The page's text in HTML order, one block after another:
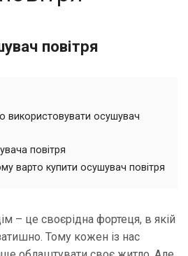
повітря
використовувати осушувач
повітря
варто купити осушувач повітря
– це своєрідна фортеця, в якій
Тому кожен із нас